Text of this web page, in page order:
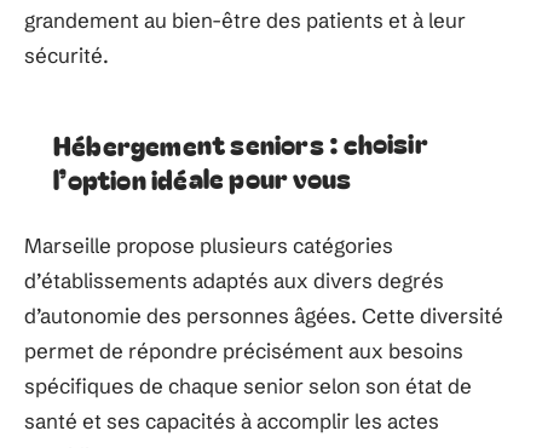
grandement au bien-être des patients et à leur
sécurité.
Hébergement seniors : choisir
l’option idéale pour vous
Marseille propose plusieurs catégories
d’établissements adaptés aux divers degrés
d’autonomie des personnes âgées. Cette diversité
permet de répondre précisément aux besoins
spécifiques de chaque senior selon son état de
santé et ses capacités à accomplir les actes